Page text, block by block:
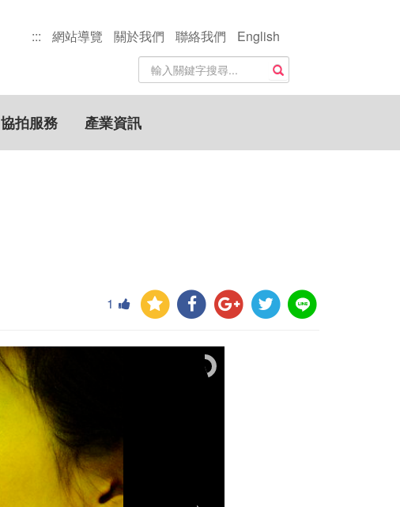
::: 網站導覽 關於我們 聯絡我們
English
站
內
搜
尋
關
鍵
搜尋
協拍服務 產業資訊
1